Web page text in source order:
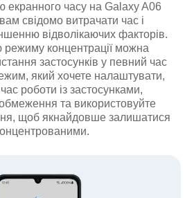
екранного часу на Galaxy A06
свідомо витрачати час і
відволікаючих факторів.
концентрації можна
застосунків у певний час
який хочете налаштувати,
роботи із застосунками,
та використовуйте
щоб якнайдовше залишатися